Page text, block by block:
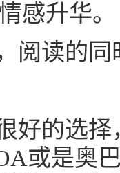
感升华。
阅读的
好的选
或是奥